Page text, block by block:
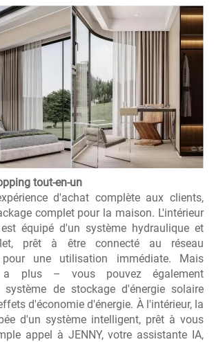
tout-en-un
d'achat complète aux clients,
complet pour la maison. L'intérieur
équipé d'un système hydraulique et
prêt à être connecté au réseau
une utilisation immédiate. Mais
plus – vous pouvez également
système de stockage d'énergie solaire
d'économie d'énergie. À l'intérieur, la
d'un système intelligent, prêt à vous
appel à JENNY, votre assistante IA,